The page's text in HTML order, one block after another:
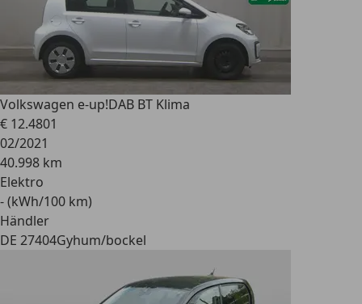
Volkswagen e-up!DAB BT Klima
€ 12.4801
02/2021
40.998 km
Elektro
- (kWh/100 km)
Händler
DE 27404Gyhum/bockel